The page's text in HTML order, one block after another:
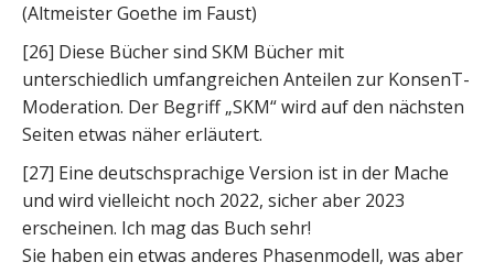
(Altmeister Goethe im Faust)
[26] Diese Bücher sind SKM Bücher mit
unterschiedlich umfangreichen Anteilen zur KonsenT-
Moderation. Der Begriff „SKM“ wird auf den nächsten
Seiten etwas näher erläutert.
[27] Eine deutschsprachige Version ist in der Mache
und wird vielleicht noch 2022, sicher aber 2023
erscheinen. Ich mag das Buch sehr!
Sie haben ein etwas anderes Phasenmodell, was aber